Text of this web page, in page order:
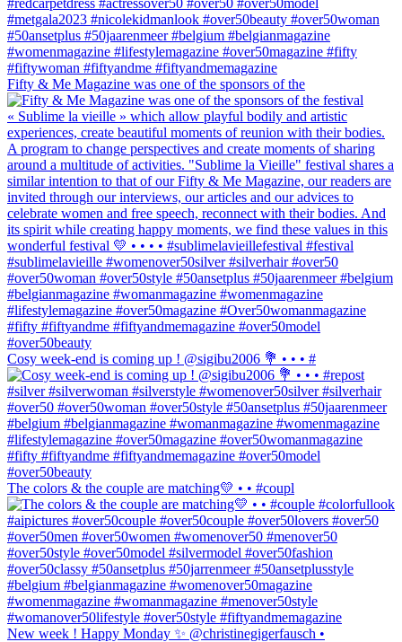
Fifty & Me Magazine was one of the sponsors of the
Cosy week-end is coming up ! @sigibu2006 💐 • • • #
The colors & the couple are matching💛 • • #coupl
New week ! Happy Monday ✨ @christinegigerfausch •